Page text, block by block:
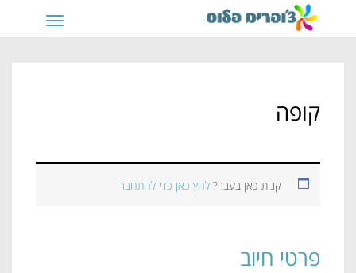
תפריט
קופה
קנית כאן בעבר? לחץ כאן כדי להתחבר
פרטי חיוב